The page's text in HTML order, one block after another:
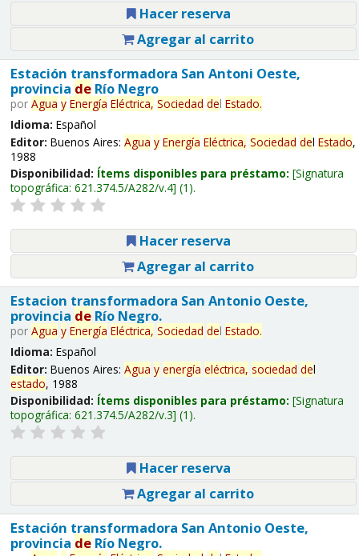
Hacer reserva
Agregar al carrito
Estación transformadora San Antoni Oeste,
provincia deRío Negro
por Agua y Energía Eléctrica, Sociedad del Estado.
Idioma: Español
Editor: Buenos Aires: Agua y Energía Eléctrica, Sociedad del Estado,
1988
Disponibilidad: Ítems disponibles para préstamo: Signatura
topográfica: 621.374.5/A282/v.4 (1).
Hacer reserva
Agregar al carrito
Estacion transformadora San Antonio Oeste,
provincia deRío Negro.
por Agua y Energía Eléctrica, Sociedad del Estado.
Idioma: Español
Editor: Buenos Aires: Agua y energía eléctrica, sociedad del
estado, 1988
Disponibilidad: Ítems disponibles para préstamo: Signatura
topográfica: 621.374.5/A282/v.3 (1).
Hacer reserva
Agregar al carrito
Estación transformadora San Antonio Oeste,
provincia deRío Negro.